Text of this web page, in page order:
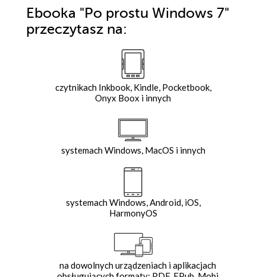
Ebooka "Po prostu Windows 7"
przeczytasz na:
czytnikach Inkbook, Kindle, Pocketbook,
Onyx Boox i innych
systemach Windows, MacOS i innych
systemach Windows, Android, iOS,
HarmonyOS
na dowolnych urządzeniach i aplikacjach